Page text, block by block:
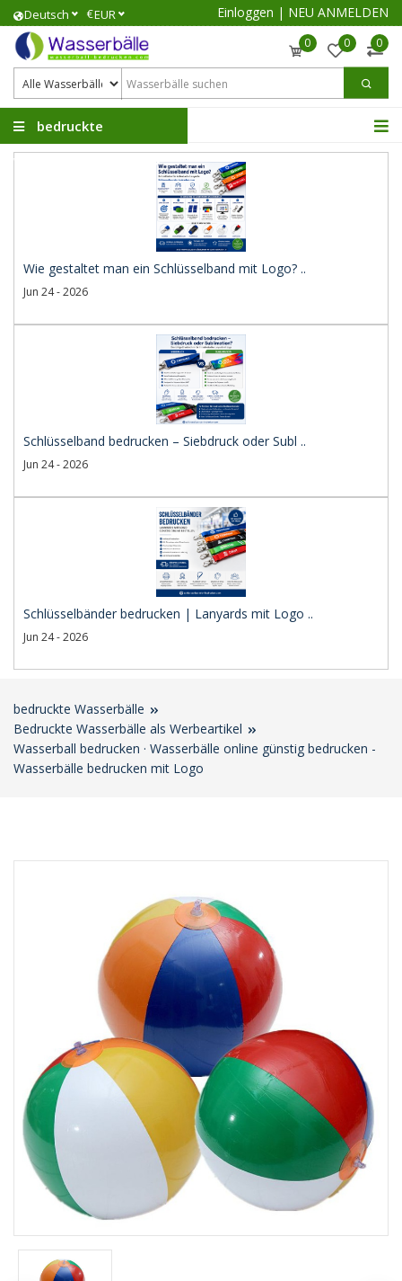
Deutsch €EUR Einloggen | NEU ANMELDEN
0 0 0
bedruckte
Wasserbälle
Wie gestaltet man ein Schlüsselband mit Logo? ..
Jun 24 - 2026
Schlüsselband bedrucken – Siebdruck oder Subl ..
Jun 24 - 2026
Schlüsselbänder bedrucken | Lanyards mit Logo ..
Jun 24 - 2026
bedruckte Wasserbälle
Bedruckte Wasserbälle als Werbeartikel
Wasserball bedrucken · Wasserbälle online günstig bedrucken -
Wasserbälle bedrucken mit Logo